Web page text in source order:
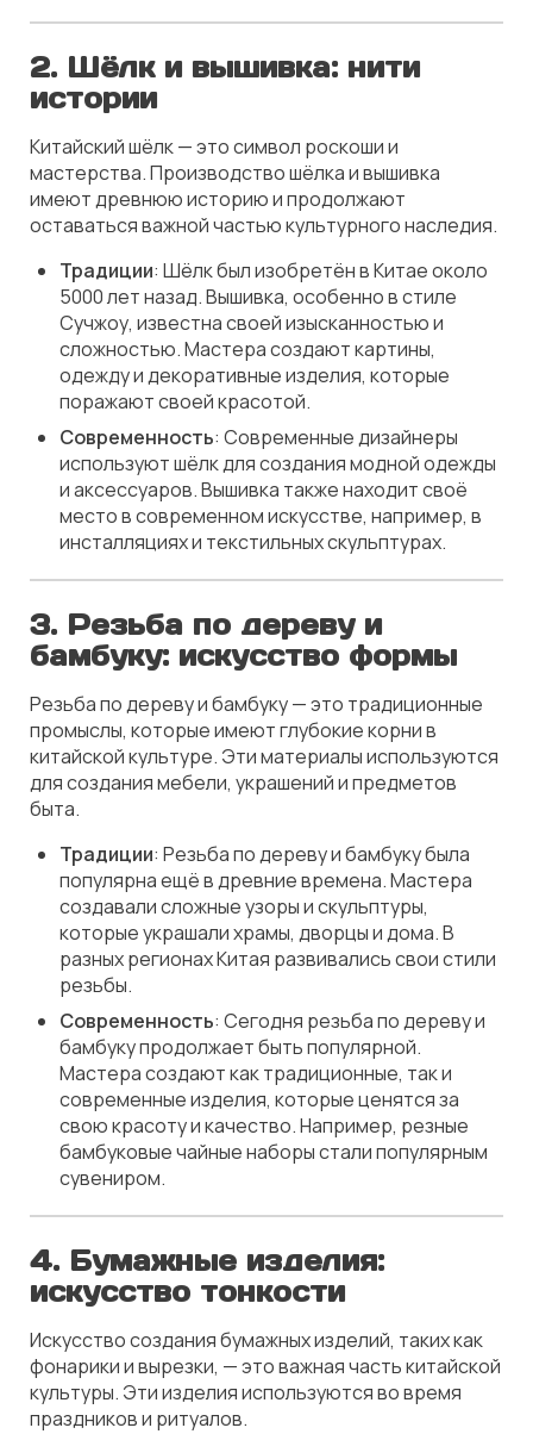
2. Шёлк и вышивка: нити
истории
Китайский шёлк — это символ роскоши и
мастерства. Производство шёлка и вышивка
имеют древнюю историю и продолжают
оставаться важной частью культурного наследия.
Традиции: Шёлк был изобретён в Китае около
5000 лет назад. Вышивка, особенно в стиле
Сучжоу, известна своей изысканностью и
сложностью. Мастера создают картины,
одежду и декоративные изделия, которые
поражают своей красотой.
Современность: Современные дизайнеры
используют шёлк для создания модной одежды
и аксессуаров. Вышивка также находит своё
место в современном искусстве, например, в
инсталляциях и текстильных скульптурах.
3. Резьба по дереву и
бамбуку: искусство формы
Резьба по дереву и бамбуку — это традиционные
промыслы, которые имеют глубокие корни в
китайской культуре. Эти материалы используются
для создания мебели, украшений и предметов
быта.
Традиции: Резьба по дереву и бамбуку была
популярна ещё в древние времена. Мастера
создавали сложные узоры и скульптуры,
которые украшали храмы, дворцы и дома. В
разных регионах Китая развивались свои стили
резьбы.
Современность: Сегодня резьба по дереву и
бамбуку продолжает быть популярной.
Мастера создают как традиционные, так и
современные изделия, которые ценятся за
свою красоту и качество. Например, резные
бамбуковые чайные наборы стали популярным
сувениром.
4. Бумажные изделия:
искусство тонкости
Искусство создания бумажных изделий, таких как
фонарики и вырезки, — это важная часть китайской
культуры. Эти изделия используются во время
праздников и ритуалов.